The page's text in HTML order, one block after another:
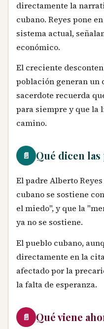
directamente la
cubano. Reyes pone
sistema actual,
económico.
El creciente
población generan un
sacerdote recuerda
para siempre y que la
camino.
📄 Qué dicen las
El padre Alberto
cubano se sostiene
el miedo", y que la
ya no se sostiene.
El pueblo cubano,
directamente en la
afectado por la
la falta de esperanza.
📄 Qué viene